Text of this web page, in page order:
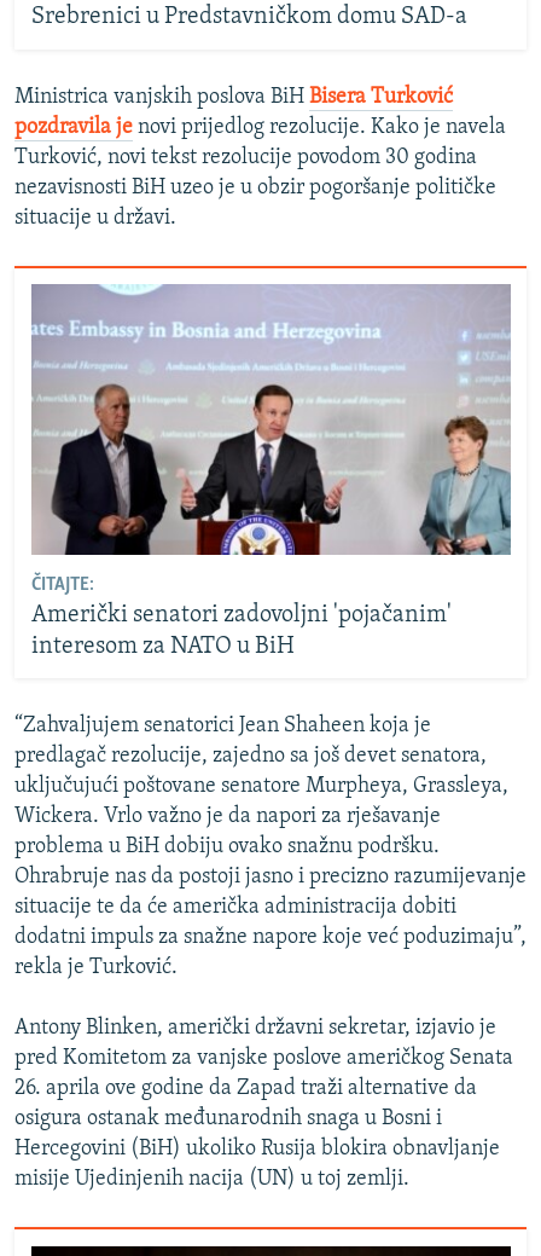
Srebrenici u Predstavničkom domu SAD-a
Ministrica vanjskih poslova BiH Bisera Turković
pozdravila je novi prijedlog rezolucije. Kako je navela
Turković, novi tekst rezolucije povodom 30 godina
nezavisnosti BiH uzeo je u obzir pogoršanje političke
situacije u državi.
ČITAJTE:
Američki senatori zadovoljni 'pojačanim'
interesom za NATO u BiH
“Zahvaljujem senatorici Jean Shaheen koja je
predlagač rezolucije, zajedno sa još devet senatora,
uključujući poštovane senatore Murpheya, Grassleya,
Wickera. Vrlo važno je da napori za rješavanje
problema u BiH dobiju ovako snažnu podršku.
Ohrabruje nas da postoji jasno i precizno razumijevanje
situacije te da će američka administracija dobiti
dodatni impuls za snažne napore koje već poduzimaju”,
rekla je Turković.
Antony Blinken, američki državni sekretar, izjavio je
pred Komitetom za vanjske poslove američkog Senata
26. aprila ove godine da Zapad traži alternative da
osigura ostanak međunarodnih snaga u Bosni i
Hercegovini (BiH) ukoliko Rusija blokira obnavljanje
misije Ujedinjenih nacija (UN) u toj zemlji.